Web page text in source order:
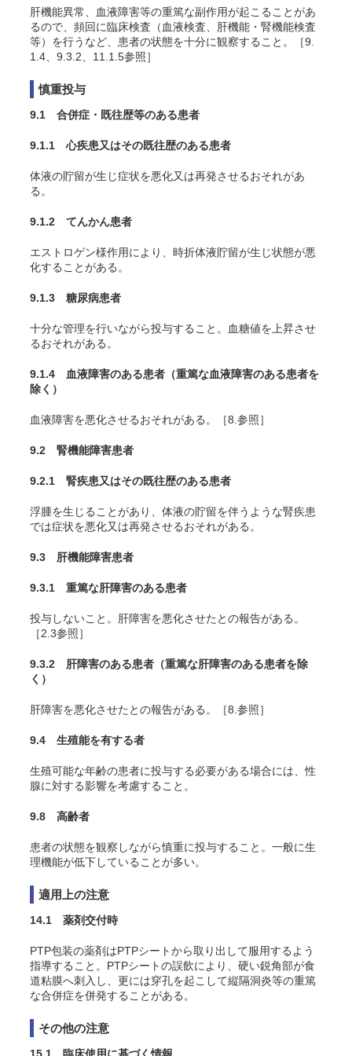
肝機能異常、血液障害等の重篤な副作用が起こることがあ
るので、頻回に臨床検査（血液検査、肝機能・腎機能検査
等）を行うなど、患者の状態を十分に観察すること。［9.
1.4、9.3.2、11.1.5参照］
慎重投与
9.1 合併症・既往歴等のある患者
9.1.1 心疾患又はその既往歴のある患者
体液の貯留が生じ症状を悪化又は再発させるおそれがあ
る。
9.1.2 てんかん患者
エストロゲン様作用により、時折体液貯留が生じ状態が悪
化することがある。
9.1.3 糖尿病患者
十分な管理を行いながら投与すること。血糖値を上昇させ
るおそれがある。
9.1.4 血液障害のある患者（重篤な血液障害のある患者を
除く）
血液障害を悪化させるおそれがある。［8.参照］
9.2 腎機能障害患者
9.2.1 腎疾患又はその既往歴のある患者
浮腫を生じることがあり、体液の貯留を伴うような腎疾患
では症状を悪化又は再発させるおそれがある。
9.3 肝機能障害患者
9.3.1 重篤な肝障害のある患者
投与しないこと。肝障害を悪化させたとの報告がある。
［2.3参照］
9.3.2 肝障害のある患者（重篤な肝障害のある患者を除
く）
肝障害を悪化させたとの報告がある。［8.参照］
9.4 生殖能を有する者
生殖可能な年齢の患者に投与する必要がある場合には、性
腺に対する影響を考慮すること。
9.8 高齢者
患者の状態を観察しながら慎重に投与すること。一般に生
理機能が低下していることが多い。
適用上の注意
14.1 薬剤交付時
PTP包装の薬剤はPTPシートから取り出して服用するよう
指導すること。PTPシートの誤飲により、硬い鋭角部が食
道粘膜へ刺入し、更には穿孔を起こして縦隔洞炎等の重篤
な合併症を併発することがある。
その他の注意